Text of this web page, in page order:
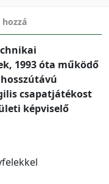
1993 óta működő
csapatjátékost
képviselő